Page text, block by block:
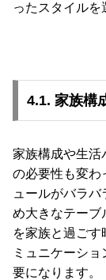
ったスタイルを
4.1. 家族構
家族構成や生活
の必要性も変わ
ュールがバラ
め大きなテーブ
を家族と過ごす
ミュニケーシ
要になります。